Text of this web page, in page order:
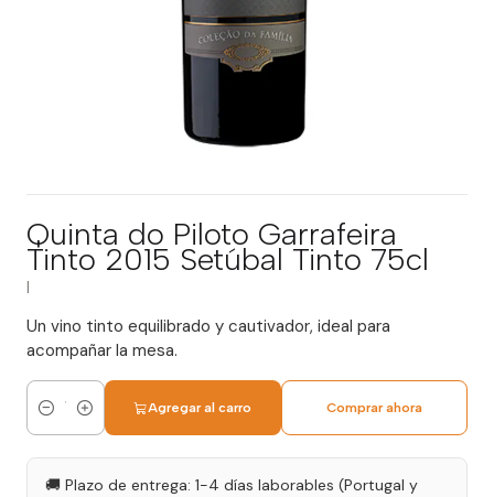
Quinta do Piloto Garrafeira
Tinto 2015 Setúbal Tinto 75cl
Un vino tinto equilibrado y cautivador, ideal para
acompañar la mesa.
Cantidad
Agregar al carro Comprar ahora
🚚 Plazo de entrega: 1-4 días laborables (Portugal y